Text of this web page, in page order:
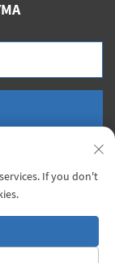
If you don't